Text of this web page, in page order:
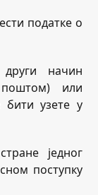
податке о
начин
или
бити узете у
једног
поступку